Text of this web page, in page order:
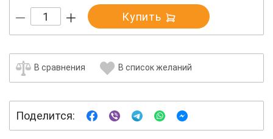
Купить
В сравнения В список желаний
Поделится: